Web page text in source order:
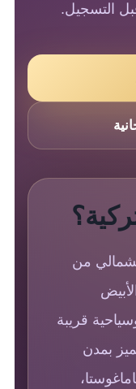
التسجيل.
من
قريبة
بمدن